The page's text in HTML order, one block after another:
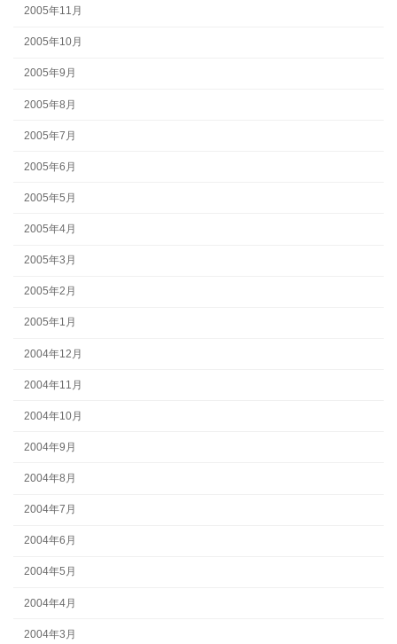
2005年11月
2005年10月
2005年9月
2005年8月
2005年7月
2005年6月
2005年5月
2005年4月
2005年3月
2005年2月
2005年1月
2004年12月
2004年11月
2004年10月
2004年9月
2004年8月
2004年7月
2004年6月
2004年5月
2004年4月
2004年3月